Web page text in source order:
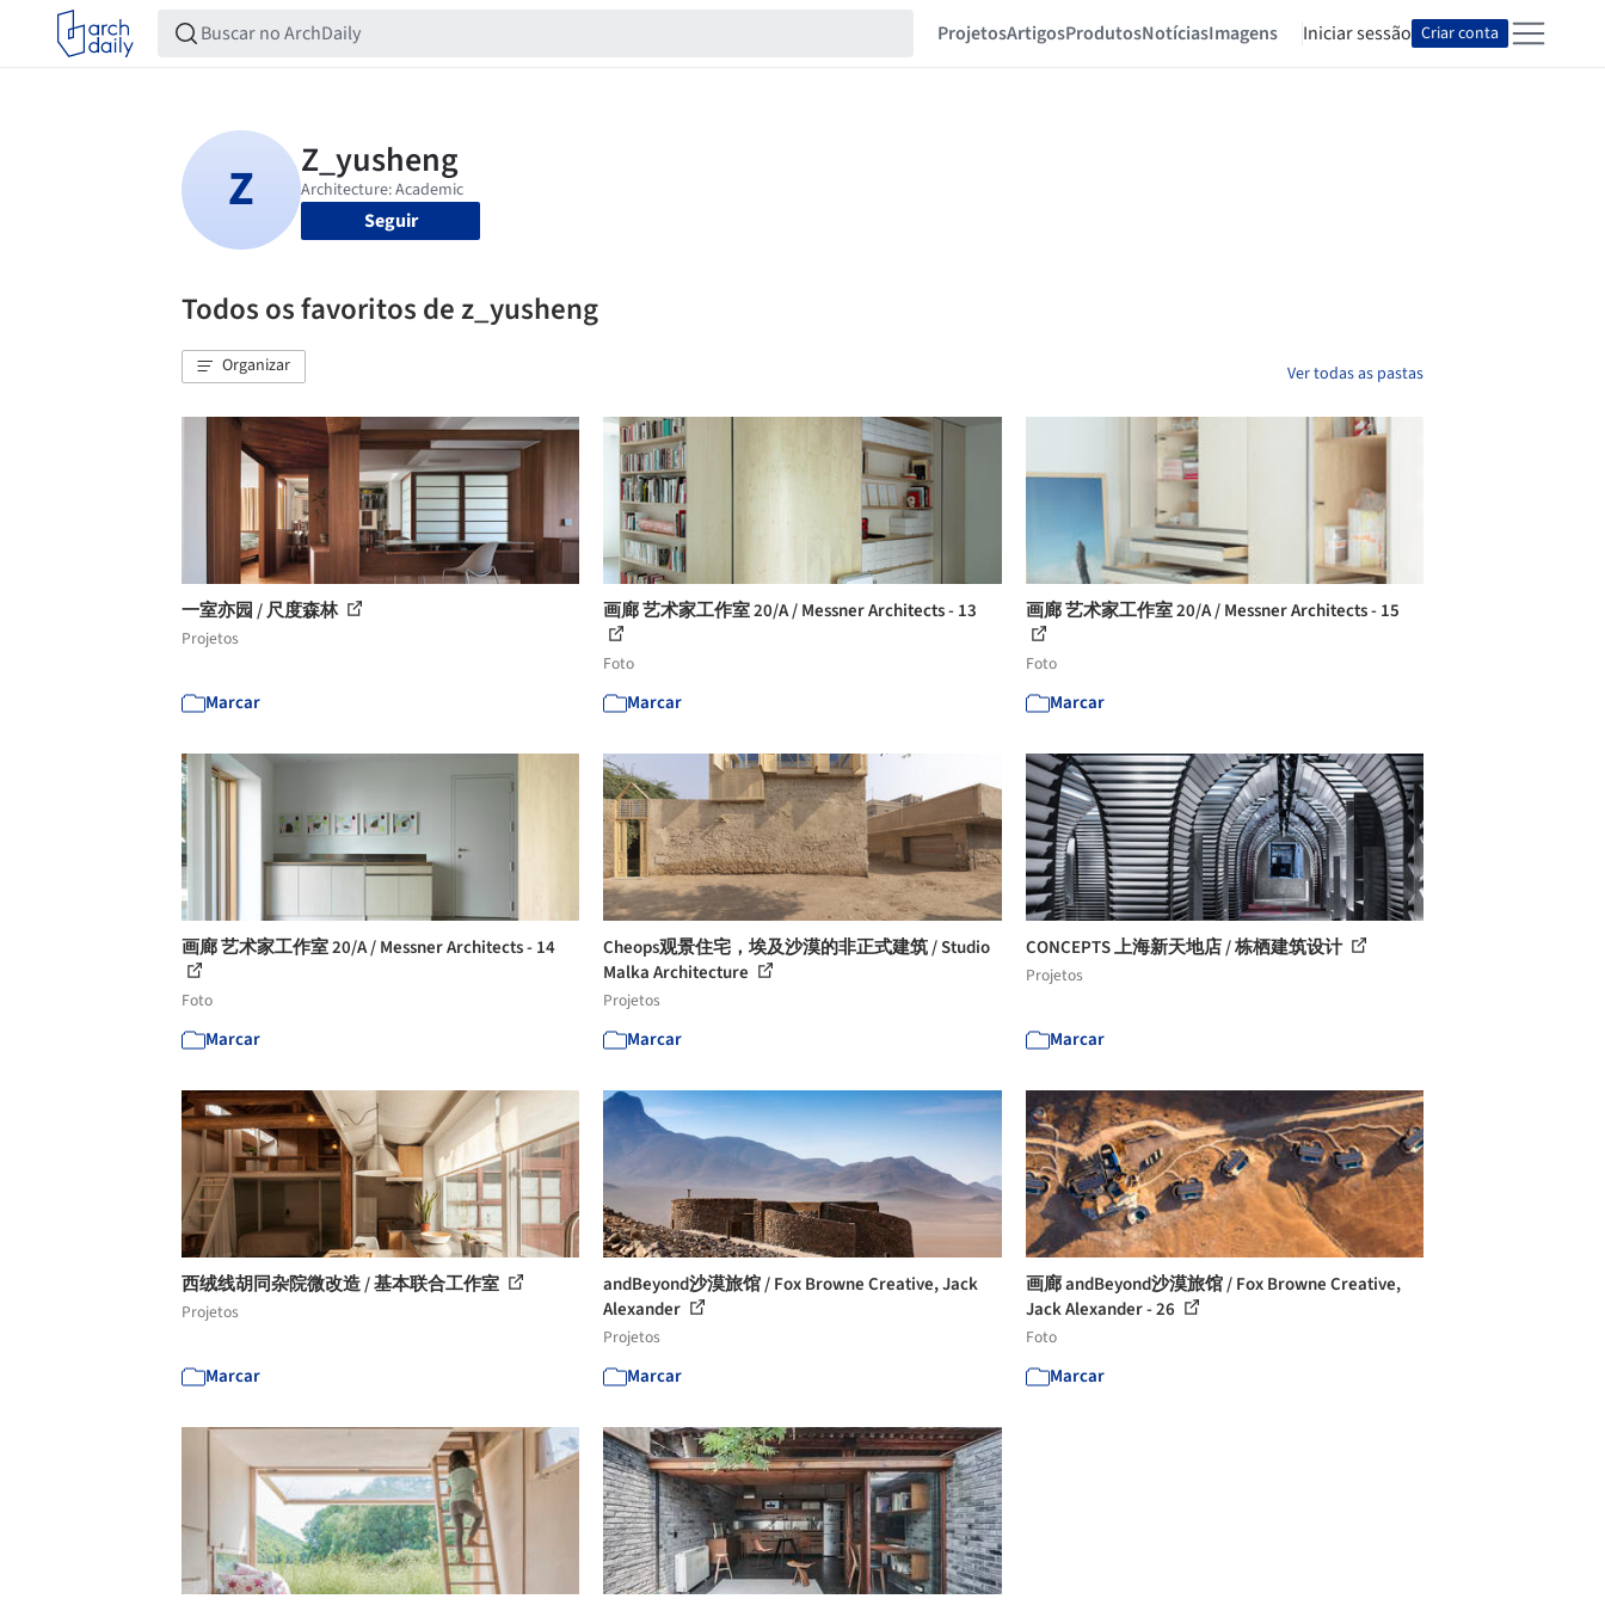
ProjetosArtigosProdutosNotíciasImagens Iniciar sessão Criar conta
Seguir
Todos os favoritos de z_yusheng
Organizar Ver todas as pastas
一室亦园 / 尺度森林
Projetos
Marcar
画廊 艺术家工作室 20/A / Messner Architects - 13
Foto
Marcar
画廊 艺术家工作室 20/A / Messner Architects - 15
Foto
Marcar
画廊 艺术家工作室 20/A / Messner Architects - 14
Foto
Marcar
Cheops观景住宅，埃及沙漠的非正式建筑 / Studio
Malka Architecture
Projetos
Marcar
CONCEPTS 上海新天地店 / 栋栖建筑设计
Projetos
Marcar
西绒线胡同杂院微改造 / 基本联合工作室
Projetos
Marcar
andBeyond沙漠旅馆 / Fox Browne Creative, Jack
Alexander
Projetos
Marcar
画廊 andBeyond沙漠旅馆 / Fox Browne Creative,
Jack Alexander - 26
Foto
Marcar